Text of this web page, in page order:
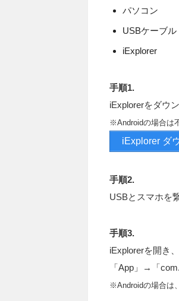
パソコン
USBケーブル
iExplorer
手順1.
iExplorerをダウ
※Androidの場合は
iExplorer ダ
手順2.
USBとスマホを
手順3.
iExplorerを開き
「App」→「
※Androidの場合は